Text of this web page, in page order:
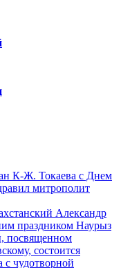
К-Ж. Токаева с Днем
митрополит
Александр
праздником Наурыз
посвященном
состоится
с чудотворной